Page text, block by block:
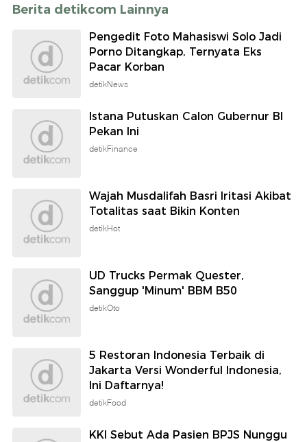
Berita detikcom Lainnya
Pengedit Foto Mahasiswi Solo Jadi
Porno Ditangkap, Ternyata Eks
Pacar Korban
detikNews
Istana Putuskan Calon Gubernur BI
Pekan Ini
detikFinance
Wajah Musdalifah Basri Iritasi Akibat
Totalitas saat Bikin Konten
detikHot
UD Trucks Permak Quester,
Sanggup 'Minum' BBM B50
detikOto
5 Restoran Indonesia Terbaik di
Jakarta Versi Wonderful Indonesia,
Ini Daftarnya!
detikFood
KKI Sebut Ada Pasien BPJS Nunggu